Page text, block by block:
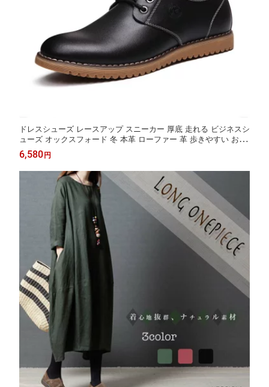
ドレスシューズ レースアップ スニーカー 厚底 走れる ビジネスシ
ューズ オックスフォード 冬 本革 ローファー 革 歩きやすい おし
ゃれ 春 ブーツ レザー カジュアル 軽量 ブランド レザーシューズ
夏 おすすめ メンズ 紐 防水 革靴 靴 秋 ブランド shs-89
6,580 円